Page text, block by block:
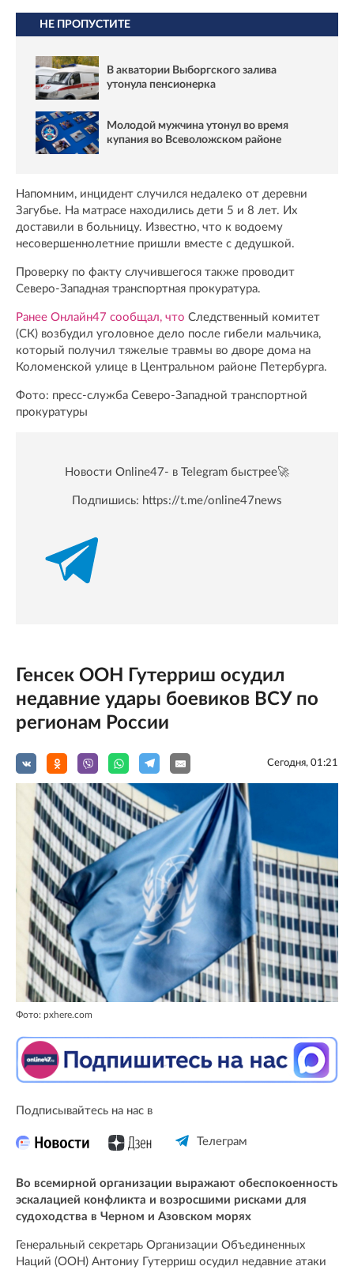
НЕ ПРОПУСТИТЕ
В акватории Выборгского залива
утонула пенсионерка
Молодой мужчина утонул во время
купания во Всеволожском районе
Напомним, инцидент случился недалеко от деревни
Загубье. На матрасе находились дети 5 и 8 лет. Их
доставили в больницу. Известно, что к водоему
несовершеннолетние пришли вместе с дедушкой.
Проверку по факту случившегося также проводит
Северо-Западная транспортная прокуратура.
Ранее Онлайн47 сообщал, что Следственный комитет
(СК) возбудил уголовное дело после гибели мальчика,
который получил тяжелые травмы во дворе дома на
Коломенской улице в Центральном районе Петербурга.
Фото: пресс-служба Северо-Западной транспортной
прокуратуры
Новости Online47- в Telegram быстрее🚀
Подпишись: https://t.me/online47news
Генсек ООН Гутерриш осудил
недавние удары боевиков ВСУ по
регионам России
Сегодня, 01:21
Фото: pxhere.com
Подписывайтесь на нас в
Телеграм
Во всемирной организации выражают обеспокоенность
эскалацией конфликта и возросшими рисками для
судоходства в Черном и Азовском морях
Генеральный секретарь Организации Объединенных
Наций (ООН) Антониу Гутерриш осудил недавние атаки